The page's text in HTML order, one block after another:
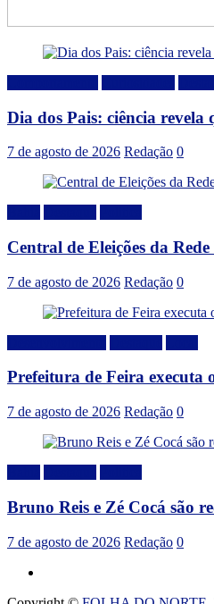
Dia dos Pais: ciência
7 de agosto de 2026 Redação 0
Central de Eleições da
7 de agosto de 2026 Redação 0
Prefeitura de Feira executa
7 de agosto de 2026 Redação 0
Bruno Reis e Zé Cocá são
7 de agosto de 2026 Redação 0